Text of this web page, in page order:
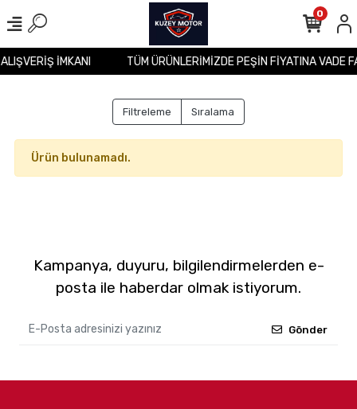
İMKANI TÜM ÜRÜNLERİMİZDE PEŞİN FİYATINA VADE
0
Filtreleme Sıralama
Ürün bulunamadı.
Kampanya, duyuru, bilgilendirmelerden e-
posta ile haberdar olmak istiyorum.
Gönder